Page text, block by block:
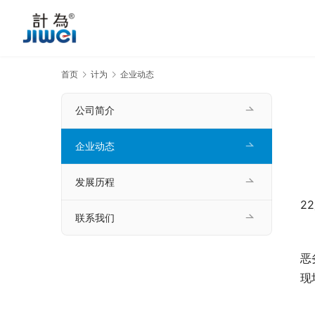
首页 计为 企业动态
恶
现
公司简介
企业动态
发展历程
联系我们